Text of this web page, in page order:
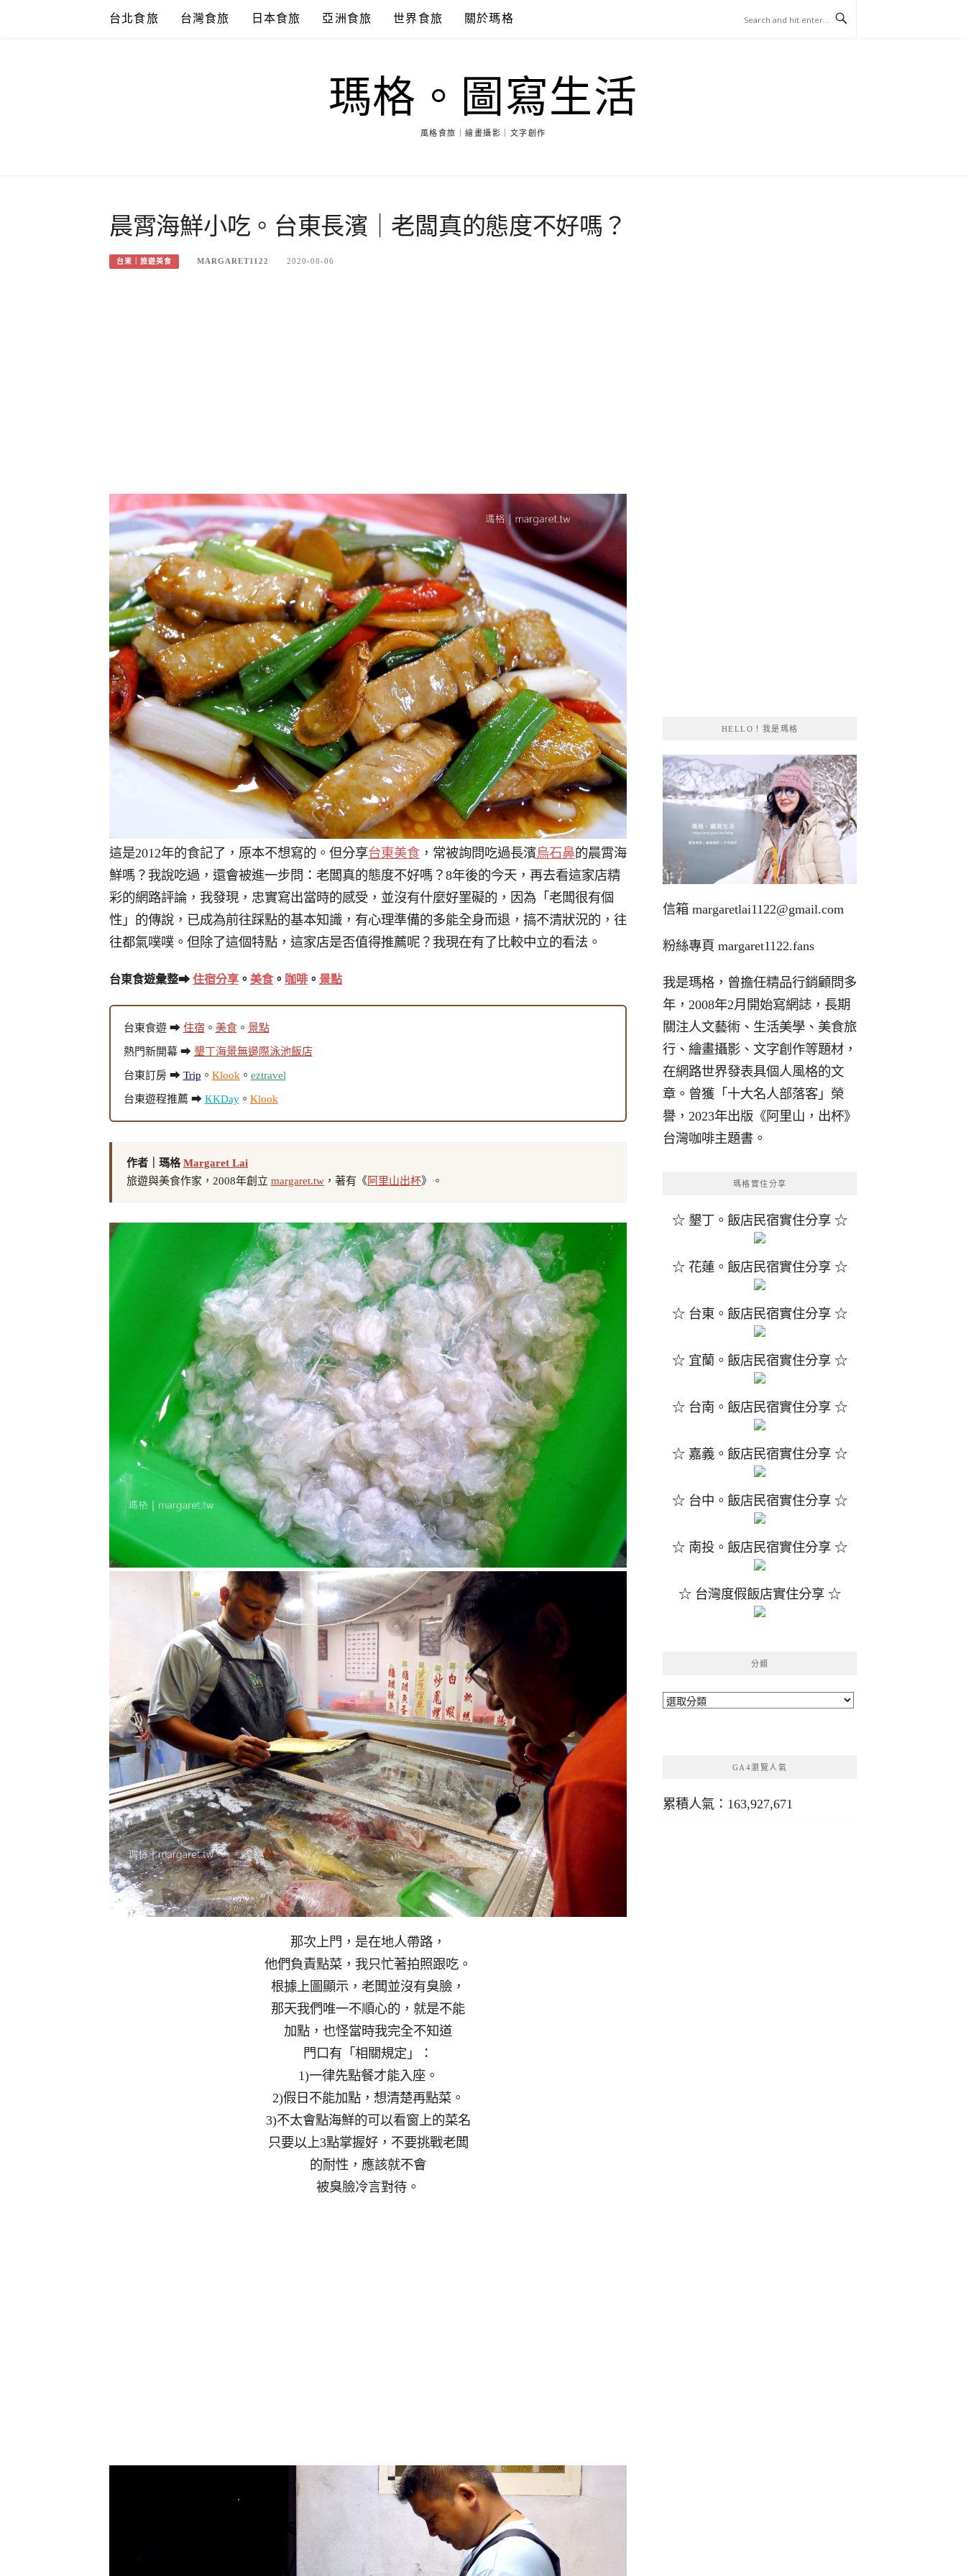
台北食旅 台灣食旅 日本食旅 亞洲食旅 世界食旅 關於瑪格
瑪格。圖寫生活
風格食旅｜繪畫攝影｜文字創作
晨霄海鮮小吃。台東長濱｜老闆真的態度不好嗎？
台東｜旅遊美食 MARGARET1122 2020-08-06
這是2012年的食記了，原本不想寫的。但分享台東美食 ，常被詢問吃過長濱烏石鼻的晨霄海
鮮嗎？我說吃過，還會被進一步問：老闆真的態度不好嗎？8年後的今天，再去看這家店精
彩的網路評論，我發現，忠實寫出當時的感受，並沒有什麼好罣礙的，因為「老闆很有個
性」的傳說，已成為前往踩點的基本知識，有心理準備的多能全身而退，搞不清狀況的，往
往都氣噗噗。但除了這個特點，這家店是否值得推薦呢？我現在有了比較中立的看法。
台東食遊彙整➡ 住宿分享 。 美食。 咖啡 。 景點
台東食遊 ➡ 住宿 。 美食。 景點
熱門新開幕 ➡ 墾丁海景無邊際泳池飯店
台東訂房 ➡ Trip 。 Klook 。 eztravel
台東遊程推薦 ➡ KKDay。 Klook
作者｜瑪格Margaret Lai
旅遊與美食作家，2008年創立 margaret.tw ，著有《阿里山出杯》。
那次上門，是在地人帶路，
他們負責點菜，我只忙著拍照跟吃。
根據上圖顯示，老闆並沒有臭臉，
那天我們唯一不順心的，就是不能
加點，也怪當時我完全不知道
門口有「相關規定」：
1)一律先點餐才能入座。
2)假日不能加點，想清楚再點菜。
3)不太會點海鮮的可以看窗上的菜名
只要以上3點掌握好，不要挑戰老闆
的耐性，應該就不會
被臭臉冷言對待。
HELLO！我是瑪格
信箱 margaretlai1122@gmail.com
粉絲專頁 margaret1122.fans
我是瑪格，曾擔任精品行銷顧問多
年，2008年2月開始寫網誌，長期
關注人文藝術、生活美學、美食旅
行、繪畫攝影、文字創作等題材，
在網路世界發表具個人風格的文
章。曾獲「十大名人部落客」榮
譽，2023年出版《阿里山，出杯》
台灣咖啡主題書。
瑪格實住分享
☆ 墾丁。飯店民宿實住分享 ☆
☆ 花蓮。飯店民宿實住分享 ☆
☆ 台東。飯店民宿實住分享 ☆
☆ 宜蘭。飯店民宿實住分享 ☆
☆ 台南。飯店民宿實住分享 ☆
☆ 嘉義。飯店民宿實住分享 ☆
☆ 台中。飯店民宿實住分享 ☆
☆ 南投。飯店民宿實住分享 ☆
☆ 台灣度假飯店實住分享 ☆
分類
分
GA4瀏覽人氣
累積人氣：163,927,671